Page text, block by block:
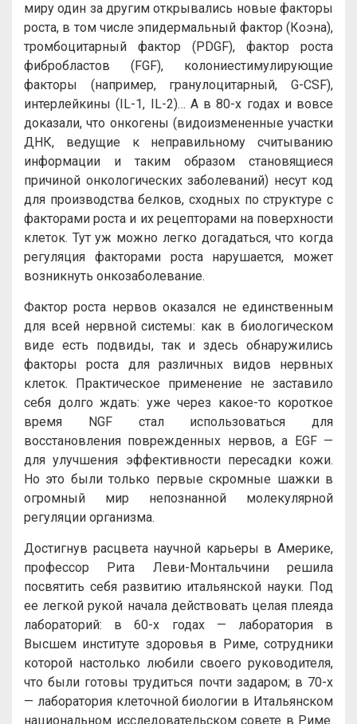
миру один за другим открывались новые факторы
роста, в том числе эпидермальный фактор (Коэна),
тромбоцитарный фактор (PDGF), фактор роста
фибробластов (FGF), колониестимулирующие
факторы (например, гранулоцитарный, G-CSF),
интерлейкины (IL-1, IL-2)… А в 80-х годах и вовсе
доказали, что онкогены (видоизмененные участки
ДНК, ведущие к неправильному считыванию
информации и таким образом становящиеся
причиной онкологических заболеваний) несут код
для производства белков, сходных по структуре с
факторами роста и их рецепторами на поверхности
клеток. Тут уж можно легко догадаться, что когда
регуляция факторами роста нарушается, может
возникнуть онкозаболевание.
Фактор роста нервов оказался не единственным
для всей нервной системы: как в биологическом
виде есть подвиды, так и здесь обнаружились
факторы роста для различных видов нервных
клеток. Практическое применение не заставило
себя долго ждать: уже через какое-то короткое
время NGF стал использоваться для
восстановления поврежденных нервов, а EGF —
для улучшения эффективности пересадки кожи.
Но это были только первые скромные шажки в
огромный мир непознанной молекулярной
регуляции организма.
Достигнув расцвета научной карьеры в Америке,
профессор Рита Леви-Монтальчини решила
посвятить себя развитию итальянской науки. Под
ее легкой рукой начала действовать целая плеяда
лабораторий: в 60-х годах — лаборатория в
Высшем институте здоровья в Риме, сотрудники
которой настолько любили своего руководителя,
что были готовы трудиться почти задаром; в 70-х
— лаборатория клеточной биологии в Итальянском
национальном исследовательском совете в Риме.